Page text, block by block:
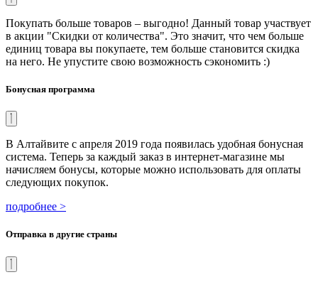
Покупать больше товаров – выгодно! Данный товар участвует
в акции "Скидки от количества". Это значит, что чем больше
единиц товара вы покупаете, тем больше становится скидка
на него. Не упустите свою возможность сэкономить :)
Бонусная программа
В Алтайвите с апреля 2019 года появилась удобная бонусная
система. Теперь за каждый заказ в интернет-магазине мы
начисляем бонусы, которые можно использовать для оплаты
следующих покупок.
подробнее >
Отправка в другие страны